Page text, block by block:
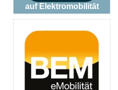
auf Elektromobilität